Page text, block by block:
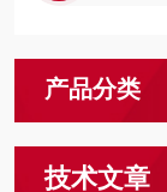
产品分类
技术文章